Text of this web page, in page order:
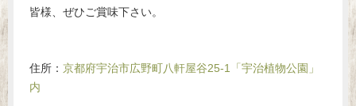
皆様、ぜひご賞味下さい。
住所： 京都府宇治市広野町八軒屋谷25-1「宇治植物公園」
内